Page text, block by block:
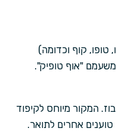
טופו, קוף וכדומה)
"אוף טופיק".
המקור מיוחס לקיפוד
טוענים אחרים לתואר.